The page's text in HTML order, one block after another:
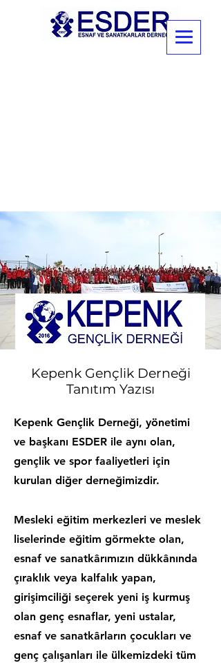
Kepenk Gençlik Derneği
Tanıtım Yazısı
Kepenk Gençlik Derneği, yönetimi
ve başkanı ESDER ile aynı olan,
gençlik ve spor faaliyetleri için
kurulan diğer derneğimizdir.
Mesleki eğitim merkezleri ve meslek
liselerinde eğitim görmekte olan,
esnaf ve sanatkârımızın dükkânında
çıraklık veya kalfalık yapan,
girişimciliği seçerek yeni iş kurmuş
olan genç esnaflar, yeni ustalar,
esnaf ve sanatkârların çocukları ve
genç çalışanları ile ülkemizdeki tüm